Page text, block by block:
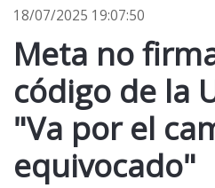
18/07/2025 19:07:50
Meta no
código de la
"Va por el
equivocado"